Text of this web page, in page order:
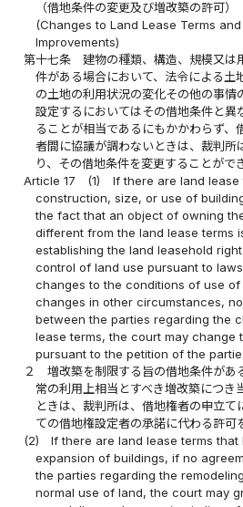
（借地条件の変更及び増改築の許可）
(Changes to Land Lease Terms
Improvements)
第十七条
建物の種類、構造、規模又は
件がある場合において、法令による土
の土地の利用状況の変化その他の事情
設定するにおいてはその借地条件と異
ることが相当であるにもかかわらず、
者間に協議が調わないときは、裁判所
り、その借地条件を変更することがで
Article 17
(1)
If there are land lease
construction, size, or use of
the fact that an object of owning
different from the land lease terms
establishing the land leasehold
control of land use pursuant to
changes to the conditions of use
changes in other circumstances,
between the parties regarding the
lease terms, the court may change
pursuant to the petition of the
２
増改築を制限する旨の借地条件があ
常の利用上相当とすべき増改築につき
ときは、裁判所は、借地権者の申立て
ての借地権設定者の承諾に代わる許可
(2)
If there are land lease terms that
expansion of buildings, if no
the parties regarding the
normal use of land, the court may